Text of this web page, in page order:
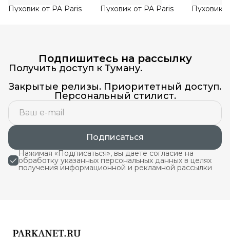
Пуховик от PA Paris
Пуховик от PA Paris
Пуховик
Подпишитесь на рассылку
Получить доступ к Туману.
Закрытые релизы. Приоритетный доступ.
Персональный стилист.
Подписаться
Нажимая «Подписаться», вы даете согласие на
обработку указанных персональных данных в целях
получения информационной и рекламной рассылки